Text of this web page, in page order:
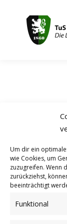
Um dir ein
wie Cookies, um
zuzugreifen. Wenn
zurückziehst,
beeinträchtigt
Funktional
Rien ne
Autor:
Nichts